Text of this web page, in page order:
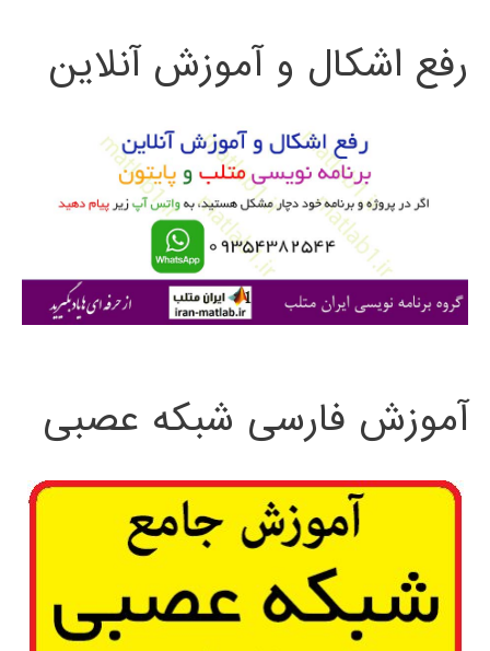
ج
ی
رفع اشکال و آموزش آنلاین
آموزش فارسی شبکه عصبی